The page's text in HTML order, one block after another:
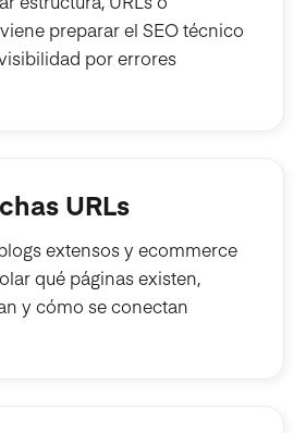
preparar el SEO técnico
por errores
URLs
extensos y ecommerce
qué páginas existen,
y cómo se conectan